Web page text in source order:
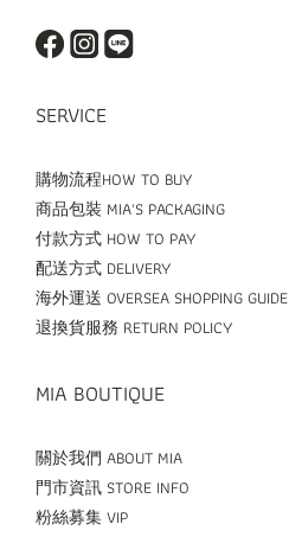
SERVICE
購物流程HOW TO BUY
商品包裝 MIA'S PACKAGING
付款方式 HOW TO PAY
配送方式 DELIVERY
海外運送 OVERSEA SHOPPING GUIDE
退換貨服務 RETURN POLICY
MIA BOUTIQUE
關於我們 ABOUT MIA
門市資訊 STORE INFO
粉絲募集 VIP